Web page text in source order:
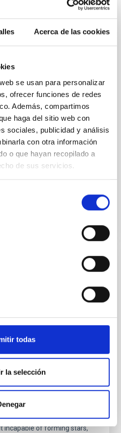
Acerca de las cookies
se usan para personalizar
ofrecer funciones de redes
Además, compartimos
haga del sitio web con
sociales, publicidad y análisis
con otra información
o que hayan recopilado a
de sus servicios.
todas
la selección
of the galaxies
Barroso is a contributor,
Way and the Local Group,
called “extragalactic
reconstruction of the
evolution of those
been published in the
& Astrophysics , one of
in this field, to which
IAC have contributed
Institute. How did the
in the nearby
de Canarias (IAC) and the
are leading an international
PhD student Guacimara
with her thesis
in the Department of
researchers at the IAC,
most intriguing objects in
galaxies, systems rich in
incapable of forming stars,